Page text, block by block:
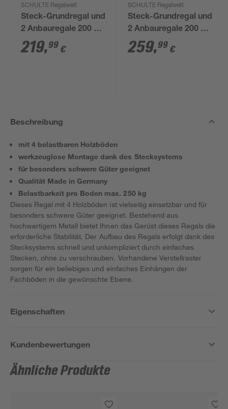
SCHULTE Regalwelt
Steck-Grundregal und
2 Anbauregale 200 x
280 x 35 cm, 15
Böden, weiß,
219,99 €
SCHULTE Regalwelt
Steck-Grundregal und
2 Anbauregale 200 x
280 x 50 cm, 15
Böden, verzinkt,
259,99 €
Beschreibung
mit 4 belastbaren Holzböden
werkzeuglose Montage dank des Stecksystems
für besonders schwere Güter geeignet
Qualität Made in Germany
Belastbarkeit pro Boden max. 250 kg
Dieses Regal mit 4 Holzböden ist vielseitig einsetzbar und für
besonders schwere Güter geeignet. Bestehend aus
hochwertigem Metall bietet Ihnen das Gerüst dieses Regals die
erforderliche Stabilität. Der Aufbau des Regals erfolgt dank des
Stecksystems schnell und unkompliziert durch einfaches
Stecken, ohne zu verschrauben. Vorhandene Verstellraster
sorgen für ein beliebiges und einfaches Einhängen der
Fachböden in die gewünschte Ebene.
Eigenschaften
Kundenbewertungen
Ähnliche Produkte